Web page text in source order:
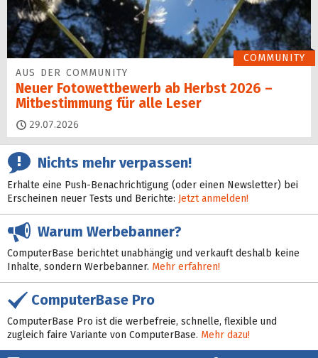
COMMUNITY
AUS DER COMMUNITY
Neuer Fotowettbewerb ab Herbst 2026 –
Mitbestimmung für alle Leser
29.07.2026
Nichts mehr verpassen!
Erhalte eine Push-Benachrichtigung (oder einen Newsletter) bei
Erscheinen neuer Tests und Berichte: Jetzt anmelden!
Warum Werbebanner?
ComputerBase berichtet unabhängig und verkauft deshalb keine
Inhalte, sondern Werbebanner. Mehr erfahren!
ComputerBase Pro
ComputerBase Pro ist die werbefreie, schnelle, flexible und
zugleich faire Variante von ComputerBase. Mehr dazu!